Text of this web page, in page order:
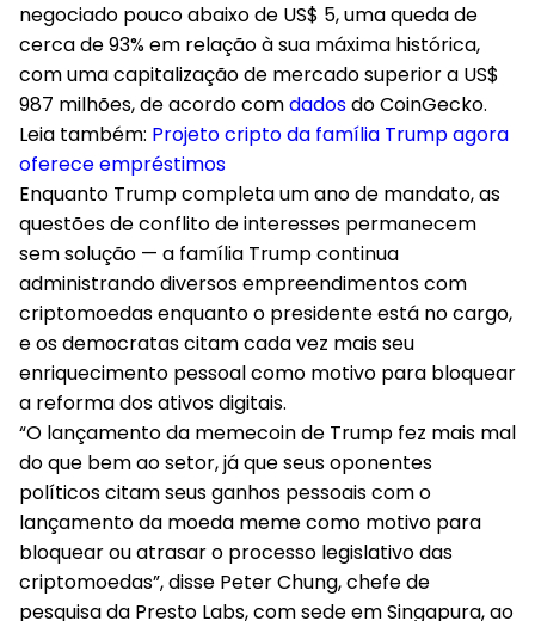
negociado pouco abaixo de US$ 5, uma queda de
cerca de 93% em relação à sua máxima histórica,
com uma capitalização de mercado superior a US$
987 milhões, de acordo comdadosdo CoinGecko.
Leia também: Projeto cripto da família Trump agora
oferece empréstimos
Enquanto Trump completa um ano de mandato, as
questões de conflito de interesses permanecem
sem solução — a família Trump continua
administrando diversos empreendimentos com
criptomoedas enquanto o presidente está no cargo,
e os democratas citam cada vez mais seu
enriquecimento pessoal como motivo para bloquear
a reforma dos ativos digitais.
“O lançamento da memecoin de Trump fez mais mal
do que bem ao setor, já que seus oponentes
políticos citam seus ganhos pessoais com o
lançamento da moeda meme como motivo para
bloquear ou atrasar o processo legislativo das
criptomoedas”, disse Peter Chung, chefe de
pesquisa da Presto Labs, com sede em Singapura, ao